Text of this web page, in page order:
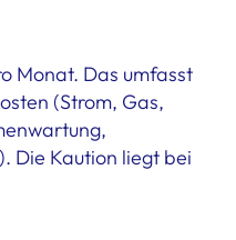
Monat. Das umfasst
(Strom, Gas,
Die Kaution liegt bei